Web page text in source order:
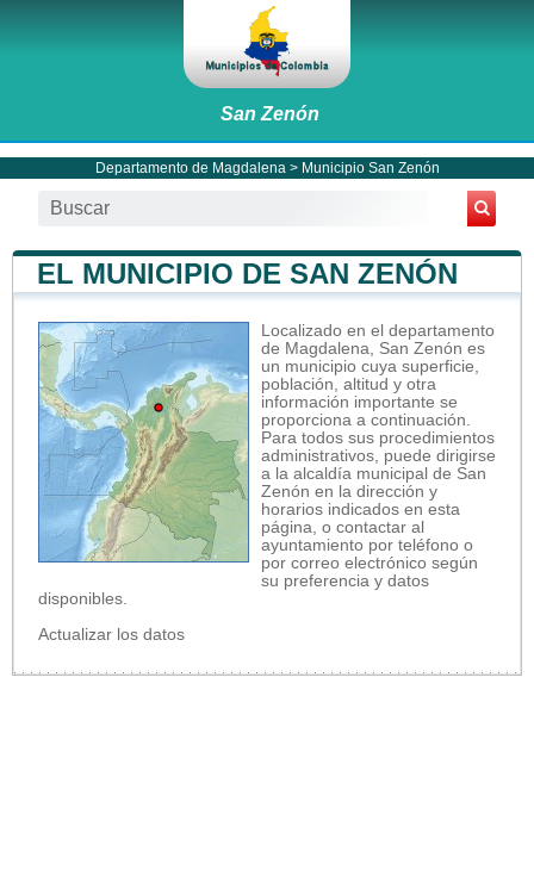
San Zenón
Departamento de Magdalena > Municipio San Zenón
EL MUNICIPIO DE SAN ZENÓN
Localizado en el departamento
de Magdalena, San Zenón es
un municipio cuya superficie,
población, altitud y otra
información importante se
proporciona a continuación.
Para todos sus procedimientos
administrativos, puede dirigirse
a la alcaldía municipal de San
Zenón en la dirección y
horarios indicados en esta
página, o contactar al
ayuntamiento por teléfono o
por correo electrónico según
su preferencia y datos
disponibles.
Actualizar los datos